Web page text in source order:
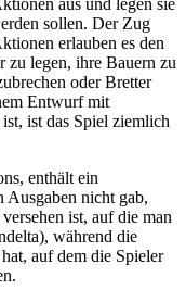
aus und legen sie
sollen. Der Zug
erlauben es den
zu legen, ihre Bauern zu
oder Bretter
Entwurf mit
ist das Spiel ziemlich
enthält ein
Ausgaben nicht gab,
ist, auf die man
während die
auf dem die Spieler